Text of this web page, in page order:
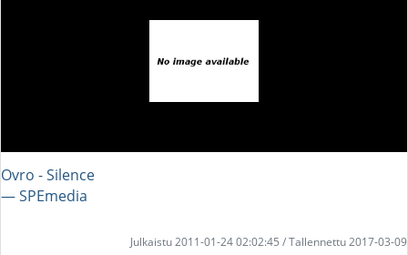
Ovro - Silence
― SPEmedia
Julkaistu 2011-01-24 02:02:45 / Tallennettu 2017-03-09